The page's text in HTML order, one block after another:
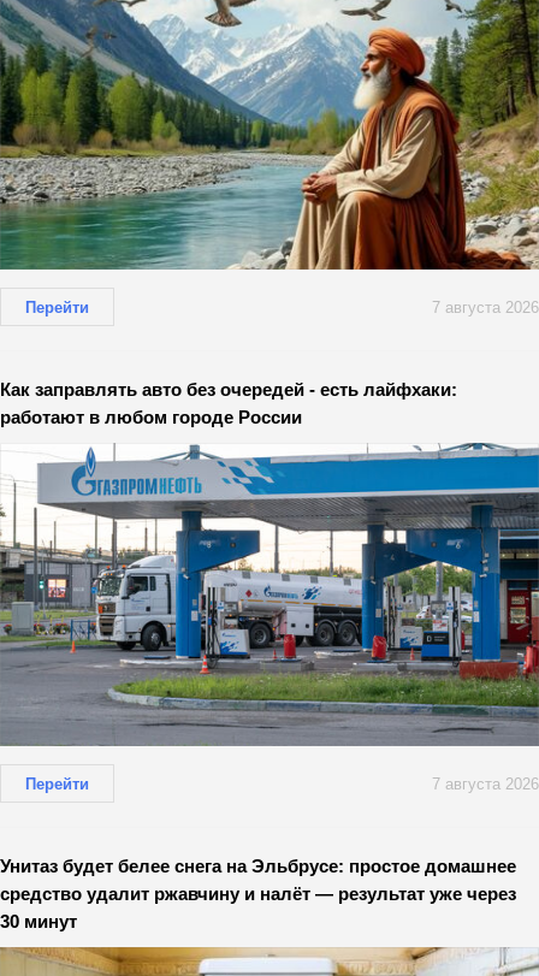
Перейти 7 августа 2026
Как заправлять авто без очередей - есть лайфхаки:
работают в любом городе России
Перейти 7 августа 2026
Унитаз будет белее снега на Эльбрусе: простое домашнее
средство удалит ржавчину и налёт — результат уже через
30 минут